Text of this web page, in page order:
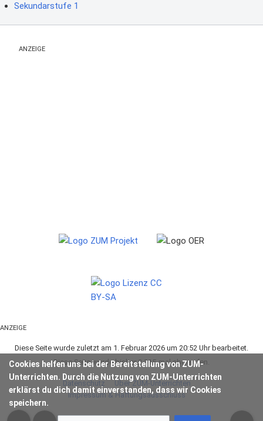
Sekundarstufe 1
Cookies helfen uns bei der Bereitstellung von ZUM-
Unterrichten. Durch die Nutzung von ZUM-Unterrichten
erklärst du dich damit einverstanden, dass wir Cookies
speichern.
ANZEIGE
ANZEIGE
Diese Seite wurde zuletzt am 1. Februar 2026 um 20:52 Uhr bearbeitet.
Diese Seite wurde bisher 2.315-mal abgerufen.
Datenschutz
Über ZUM-Unterrichten
Impressum & Haftungsausschluss